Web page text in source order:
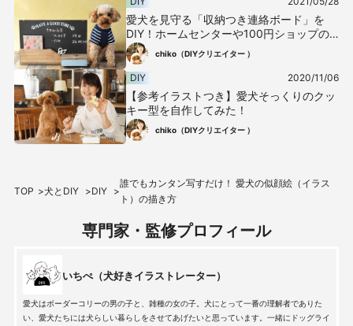
愛犬を見守る「収納つき連絡ボード」を
DIY！ホームセンターや100円ショップの
材料で簡単に作れちゃう
chiko（DIYクリエイター ）
DIY 2020/11/06
【参考イラストつき】愛犬そっくりのクッ
キー型を自作してみた！
chiko（DIYクリエイター ）
TOP 犬とDIY DIY
誰でもカンタン写すだけ！ 愛犬の似顔絵（イラス
ト）の描き方
専門家・監修プロフィール
いちぺ（犬好きイラストレーター）
愛犬はボーダーコリーの男の子と、雑種の女の子。犬にとって一番の理解者でありた
い、愛犬たちには犬らしい暮らしをさせてあげたいと思っています。一緒にドッグライ